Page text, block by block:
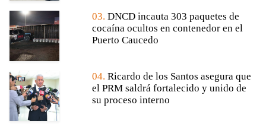
03. DNCD incauta 303 paquetes de
cocaína ocultos en contenedor en el
Puerto Caucedo
04. Ricardo de los Santos asegura que
el PRM saldrá fortalecido y unido de
su proceso interno